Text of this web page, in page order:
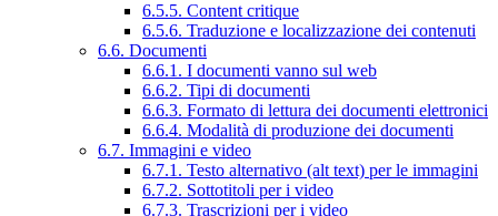
6.5.5. Content critique
6.5.6. Traduzione e localizzazione dei contenuti
6.6. Documenti
6.6.1. I documenti vanno sul web
6.6.2. Tipi di documenti
6.6.3. Formato di lettura dei documenti elettronici
6.6.4. Modalità di produzione dei documenti
6.7. Immagini e video
6.7.1. Testo alternativo (alt text) per le immagini
6.7.2. Sottotitoli per i video
6.7.3. Trascrizioni per i video